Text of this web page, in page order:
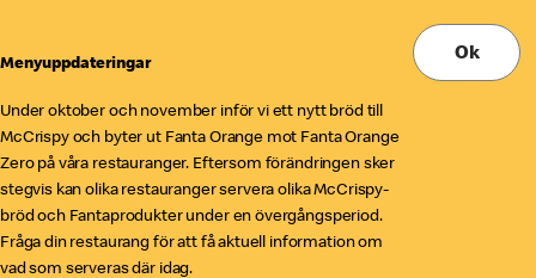
Menyuppdateringar
Under oktober och november inför vi ett nytt bröd till
McCrispy och byter ut Fanta Orange mot Fanta Orange
Zero på våra restauranger. Eftersom förändringen sker
stegvis kan olika restauranger servera olika McCrispy-
bröd och Fantaprodukter under en övergångsperiod.
Fråga din restaurang för att få aktuell information om
vad som serveras där idag.
Ok